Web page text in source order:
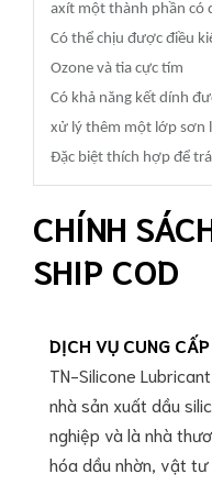
axít một thành phần có
Có thể chịu được điều
Ozone và tia cực tím
Có khả năng kết dính
xử lý thêm một lớp sơn
Đặc biệt thích hợp để
CHÍNH
SHIP COD
DỊCH VỤ CUNG
TN-Silicone
nhà sản xuất dầu
nghiệp và là nhà
hóa dầu nhờn, vật tư